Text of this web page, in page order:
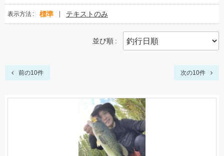
表示方法 標準 テキストのみ
並び順
前の10件 次の10件